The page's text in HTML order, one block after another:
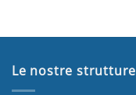
Le nostre strutture